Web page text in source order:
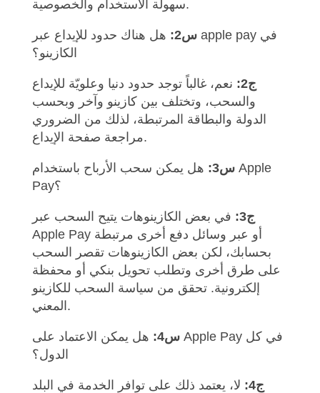
سهولة الاستخدام والخصوصية.
س2:
هل هناك حدود للإيداع عبر apple pay في
الكازينو؟
ج2:
نعم، غالباً توجد حدود دنيا وعلويّة للإيداع
والسحب، وتختلف بين كازينو وآخر وبحسب
الدولة والبطاقة المرتبطة، لذلك من الضروري
مراجعة صفحة الإيداع.
س3:
هل يمكن سحب الأرباح باستخدام Apple
Pay؟
ج3:
في بعض الكازينوهات يتيح السحب عبر
Apple Pay أو عبر وسائل دفع أخرى مرتبطة
بحسابك، لكن بعض الكازينوهات تقصر السحب
على طرق أخرى وتطلب تحويل بنكي أو محفظة
إلكترونية. تحقق من سياسة السحب للكازينو
المعني.
س4:
هل يمكن الاعتماد على Apple Pay في كل
الدول؟
ج4:
لا، يعتمد ذلك على توافر الخدمة في البلد